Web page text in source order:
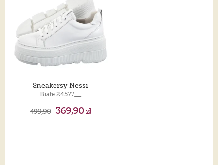
Sneakersy Nessi
Białe 24577__
499,90 369,90zł